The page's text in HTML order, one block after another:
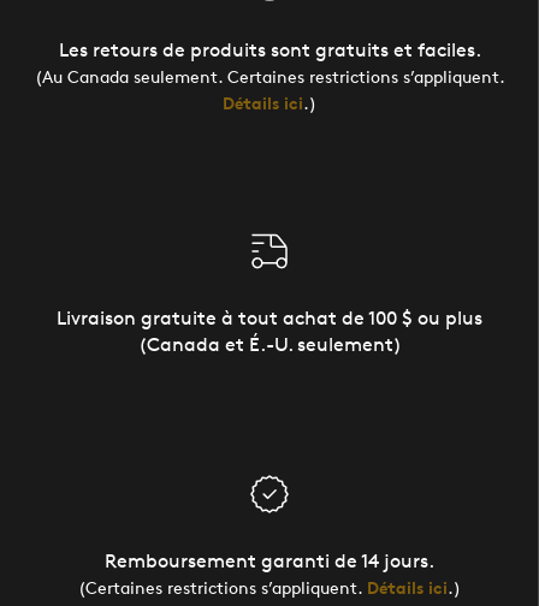
Les retours de produits sont gratuits et faciles.
(Au Canada seulement. Certaines restrictions s’appliquent.
Détails ici.)
Livraison gratuite à tout achat de 100 $ ou plus
(Canada et É.-U. seulement)
Remboursement garanti de 14 jours.
(Certaines restrictions s’appliquent. Détails ici.)